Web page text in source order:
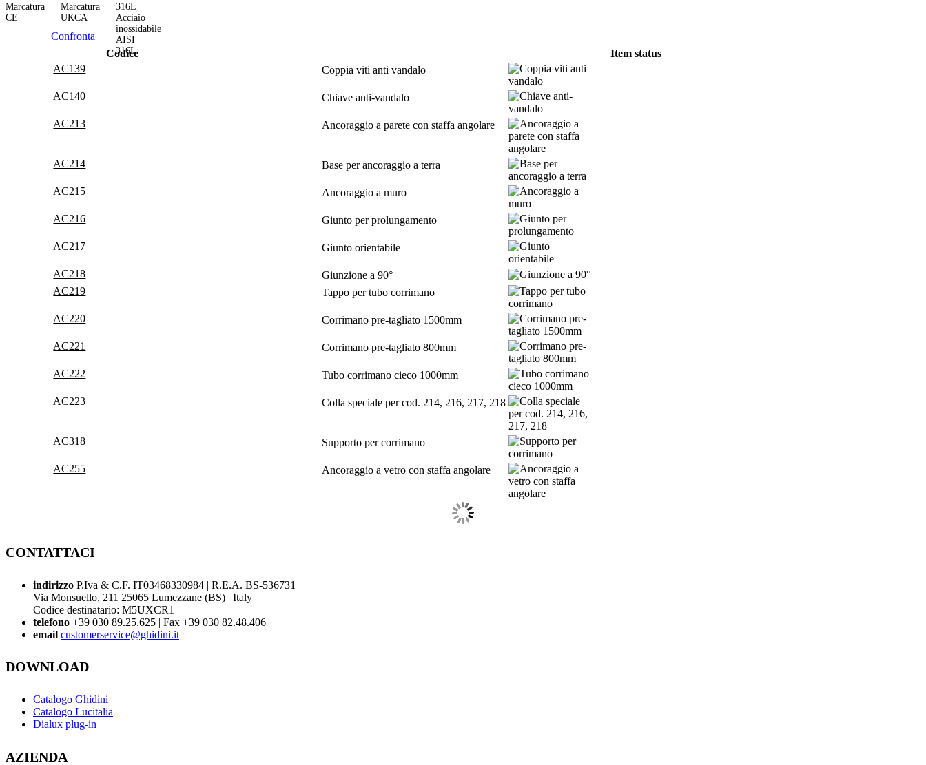
Marcatura
CE
Marcatura
UKCA
Acciaio
inossidabile
AISI
316L
Confronta
Codice
Item status
AC139
Coppia viti anti vandalo
AC140 Chiave anti-vandalo
AC213 Ancoraggio a parete con staffa angolare
AC214 Base per ancoraggio a terra
AC215 Ancoraggio a muro
AC216 Giunto per prolungamento
AC217 Giunto orientabile
AC218
Giunzione a 90°
AC219
Tappo per tubo corrimano
AC220 Corrimano pre-tagliato 1500mm
AC221 Corrimano pre-tagliato 800mm
AC222 Tubo corrimano cieco 1000mm
AC223 Colla speciale per cod. 214, 216, 217, 218
AC318 Supporto per corrimano
AC255 Ancoraggio a vetro con staffa angolare
CONTATTACI
indirizzo P.Iva & C.F. IT03468330984 | R.E.A. BS-536731
Via Monsuello, 211 25065 Lumezzane (BS) | Italy
Codice destinatario: M5UXCR1
telefono +39 030 89.25.625 | Fax +39 030 82.48.406
email customerservice@ghidini.it
DOWNLOAD
Catalogo Ghidini
Catalogo Lucitalia
Dialux plug-in
AZIENDA